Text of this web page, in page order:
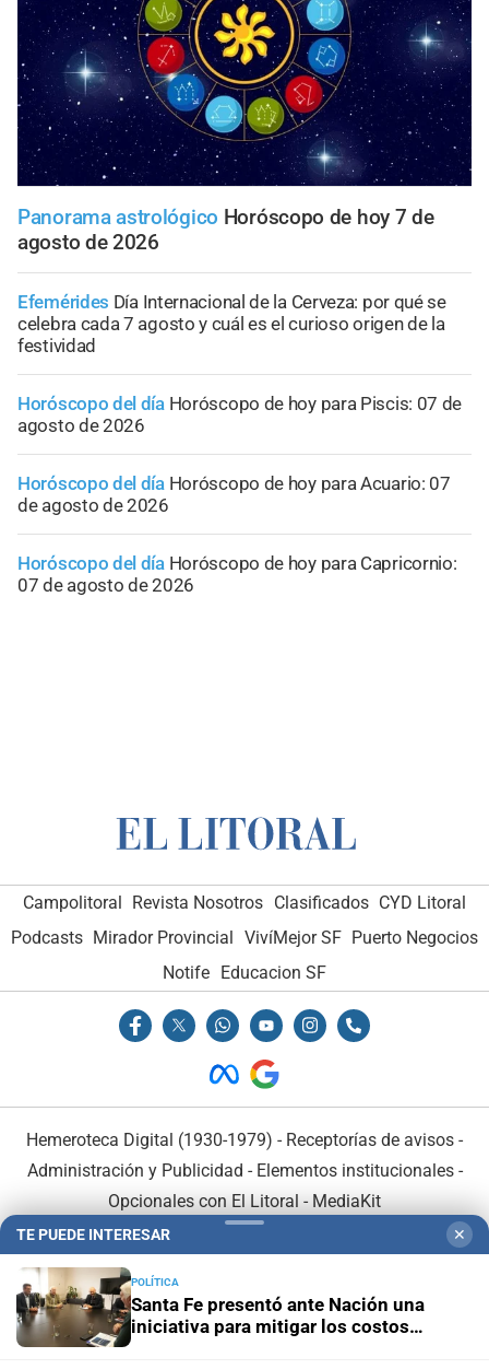
Panorama astrológico Horóscopo de hoy 7 de
agosto de 2026
Efemérides Día Internacional de la Cerveza: por qué se
celebra cada 7 agosto y cuál es el curioso origen de la
festividad
Horóscopo del día Horóscopo de hoy para Piscis: 07 de
agosto de 2026
Horóscopo del día Horóscopo de hoy para Acuario: 07
de agosto de 2026
Horóscopo del día Horóscopo de hoy para Capricornio:
07 de agosto de 2026
Campolitoral Revista Nosotros Clasificados CYD Litoral
Podcasts Mirador Provincial VivíMejor SF Puerto Negocios
Notife Educacion SF
Hemeroteca Digital (1930-1979) - Receptorías de avisos -
Administración y Publicidad - Elementos institucionales-
Opcionales con El Litoral - MediaKit
TE PUEDE INTERESAR ✕
POLÍTICA
Santa Fe presentó ante Nación una
iniciativa para mitigar los costos